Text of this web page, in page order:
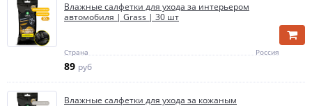
Влажные салфетки для ухода за интерьером
автомобиля | Grass | 30 шт
Страна Россия
89 руб
Влажные салфетки для ухода за кожаным